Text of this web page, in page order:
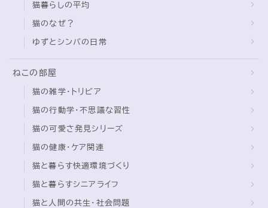
猫暮らしの平均
猫のなぜ？
ゆずとシンバの日常
ねこの部屋
猫の雑学・トリビア
猫の行動学・不思議な習性
猫の可愛さ発見シリーズ
猫の健康・ケア関連
猫と暮らす快適環境づくり
猫と暮らすシニアライフ
猫と人間の共生・社会問題